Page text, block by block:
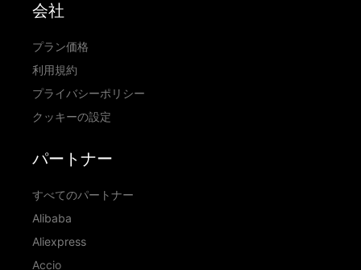
会社
プラン価格
利用規約
プライバシーポリシー
クッキーの設定
パートナー
すべてのパートナー
Alibaba
Aliexpress
Accio